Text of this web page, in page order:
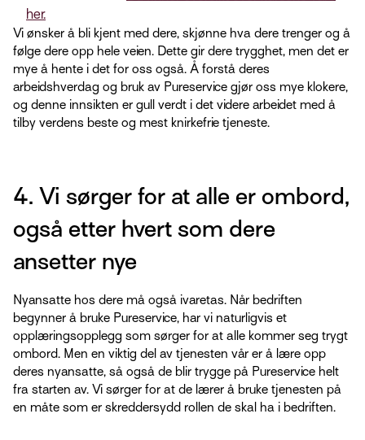
her.
Vi ønsker å bli kjent med dere, skjønne hva dere trenger og å
følge dere opp hele veien. Dette gir dere trygghet, men det er
mye å hente i det for oss også. Å forstå deres
arbeidshverdag og bruk av Pureservice gjør oss mye klokere,
og denne innsikten er gull verdt i det videre arbeidet med å
tilby verdens beste og mest knirkefrie tjeneste.
4. Vi sørger for at alle er ombord,
også etter hvert som dere
ansetter nye
Nyansatte hos dere må også ivaretas. Når bedriften
begynner å bruke Pureservice, har vi naturligvis et
opplæringsopplegg som sørger for at alle kommer seg trygt
ombord. Men en viktig del av tjenesten vår er å lære opp
deres nyansatte, så også de blir trygge på Pureservice helt
fra starten av. Vi sørger for at de lærer å bruke tjenesten på
en måte som er skreddersydd rollen de skal ha i bedriften.